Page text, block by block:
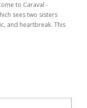
to Caraval -
sees two sisters
and heartbreak. This